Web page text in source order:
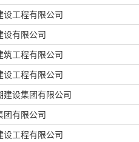
设工程有限公司
设有限公司
筑工程有限公司
设工程有限公司
建设集团有限公司
团有限公司
设工程有限公司